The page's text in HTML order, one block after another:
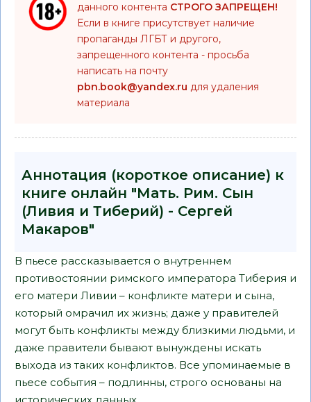
данного контента СТРОГО ЗАПРЕЩЕН!
Если в книге присутствует наличие
пропаганды ЛГБТ и другого,
запрещенного контента - просьба
написать на почту
pbn.book@yandex.ru для удаления
материала
Аннотация (короткое описание) к
книге онлайн "Мать. Рим. Сын
(Ливия и Тиберий) - Сергей
Макаров"
В пьесе рассказывается о внутреннем
противостоянии римского императора Тиберия и
его матери Ливии – конфликте матери и сына,
который омрачил их жизнь; даже у правителей
могут быть конфликты между близкими людьми, и
даже правители бывают вынуждены искать
выхода из таких конфликтов. Все упоминаемые в
пьесе события – подлинны, строго основаны на